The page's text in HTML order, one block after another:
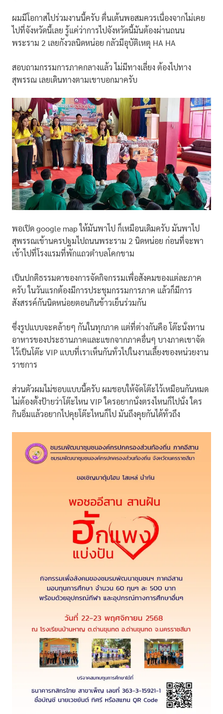
ผมมีโอกาสไปร่วมงานนี้ครับ ตื่นเต้นพอสมควรเนื่องจากไม่เคย
ไปที่จังหวัดนี้เลย รู้แค่ว่าการไปจังหวัดนี้มันต้องผ่านถนน
พระราม 2 เลยกังวลนิดหน่อย กลัวมีอุบัติเหตุ HA HA
สอบถามกรรมการภาคกลางแล้ว ไม่มีทางเลี่ยง ต้องไปทาง
สุพรรณ เลยเดินทางตามเขาบอกมาครับ
พอเปิด google map ให้มันพาไป ก็เหมือนเดิมครับ มันพาไป
สุพรรณเข้านครปฐมไปถนนพระราม 2 นิดหน่อย ก่อนที่จะพา
เข้าไปที่โรงแรมที่พักแถวตำบลโคกขาม
เป็นปกติธรรมดาของการจัดกิจกรรมเพื่อสังคมของแต่ละภาค
ครับ ในวันแรกต้องมีการประชุมกรรมการภาค แล้วก็มีการ
สังสรรค์กันนิดหน่อยตอนกินข้าวเย็นร่วมกัน
ซึ่งรูปแบบจะคล้ายๆ กันในทุกภาค แต่ที่ต่างกันคือ โต๊ะนั่งทาน
อาหารของประธานภาคและแขกจากภาคอื่นๆ บางภาคเขาจัด
ไว้เป็นโต๊ะ VIP แบบที่เราเห็นกันทั่วไปในงานเลี้ยงของหน่วยงาน
ราชการ
ส่วนตัวผมไม่ชอบแบบนี้ครับ ผมชอบให้จัดโต๊ะไว้เหมือนกันหมด
ไม่ต้องตั้งป้ายว่าโต๊ะไหน VIP ใครอยากนั่งตรงไหนก็ไปนั่ง ใคร
กินอิ่มแล้วอยากไปคุยโต๊ะไหนก็ไป มันถึงคุยกันได้ทั่วถึง